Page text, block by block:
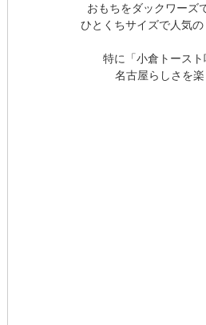
おもちをダックワーズ
ひとくちサイズで人気
特に「小倉トースト
名古屋らしさを